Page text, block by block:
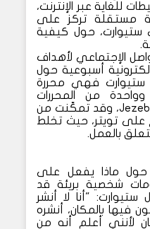
للغاية عبر الإنترنت،
مستقلة تركز على
ستيوارت، حول كيفية
الإجتماعي لأهداف
أسبوعية حول
فهي محررة
من المحررات
المؤسسات للموقع النسائي Jezebel، وقد تمكّنت من
ألف متابع على تويتر، حيث تخلط
بالعمل.
حول ماذا يفعل على
شخصية بريئة قد
"أنا لا أنشر
بالمكان، أنشره
لأنني أعلم أنه من